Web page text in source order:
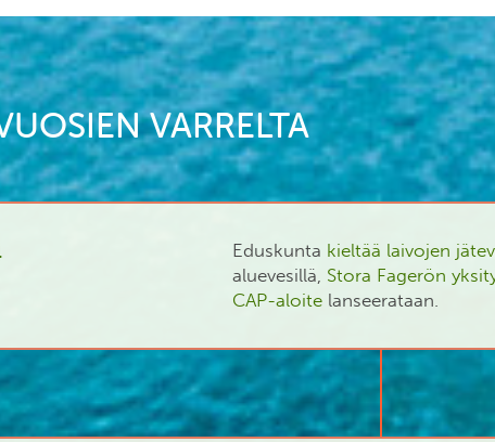
VARRELTA
Eduskunta kieltää laivojen
aluevesillä, Stora Fagerön
CAP-aloitelanseerataan.